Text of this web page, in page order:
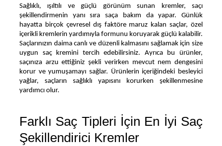
Sağlıklı, ışıltılı ve güçlü görünüm sunan kremler, saçı
şekillendirmenin yanı sıra saça bakım da yapar. Günlük
hayatta birçok çevresel dış faktöre maruz kalan saçlar, özel
içerikli kremlerin yardımıyla formunu koruyarak güçlü kalabilir.
Saçlarınızın daima canlı ve düzenli kalmasını sağlamak için size
uygun saç kremini tercih edebilirsiniz. Ayrıca bu ürünler,
saçınıza arzu ettiğiniz şekli verirken mevcut nem dengesini
korur ve yumuşamayı sağlar. Ürünlerin içeriğindeki besleyici
yağlar, saçların sağlıklı yapısını korurken şekillenmesine
yardımcı olur.
Farklı Saç Tipleri İçin En İyi Saç
Şekillendirici Kremler